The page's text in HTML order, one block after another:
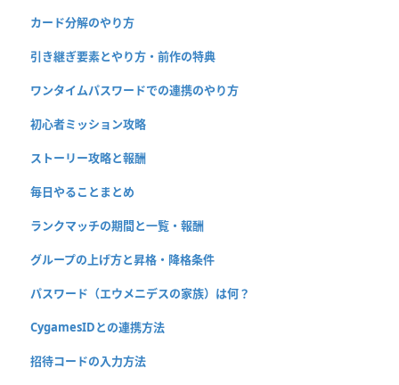
カード分解のやり方
引き継ぎ要素とやり方・前作の特典
ワンタイムパスワードでの連携のやり方
初心者ミッション攻略
ストーリー攻略と報酬
毎日やることまとめ
ランクマッチの期間と一覧・報酬
グループの上げ方と昇格・降格条件
パスワード（エウメニデスの家族）は何？
CygamesIDとの連携方法
招待コードの入力方法